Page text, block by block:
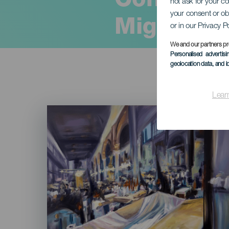
not ask for your
your consent or
or in our Privacy
We and our partners
Personalised
geolocation data, and
Miguel